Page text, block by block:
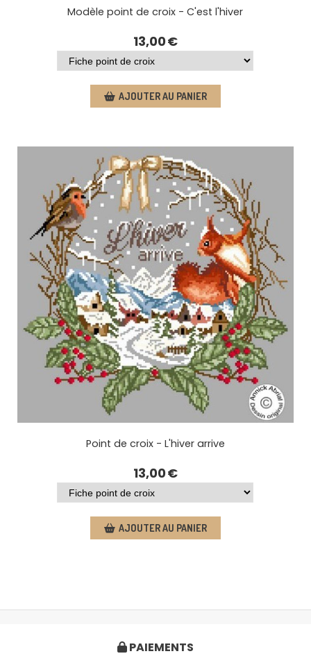
Modèle point de croix - C'est l'hiver
13,00€
AJOUTER AU PANIER
Point de croix - L'hiver arrive
13,00€
AJOUTER AU PANIER
 PAIEMENTS